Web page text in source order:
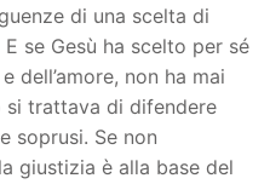
di una scelta di
se Gesù ha scelto per sé
dell’amore, non ha mai
si trattava di difendere
soprusi. Se non
giustizia è alla base del